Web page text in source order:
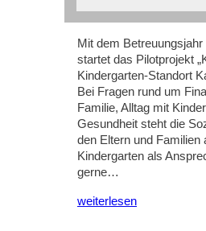
Mit dem Betreuungsjahr
startet das Pilotprojekt
Kindergarten-Standort
Bei Fragen rund um
Familie, Alltag mit
Gesundheit steht die
den Eltern und Familien
Kindergarten als
gerne…
weiterlesen